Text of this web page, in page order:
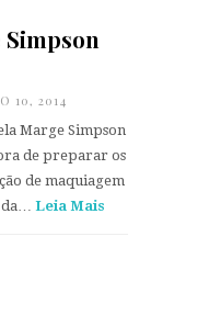
10, 2014
Marge Simpson
de preparar os
de maquiagem
da… Leia Mais